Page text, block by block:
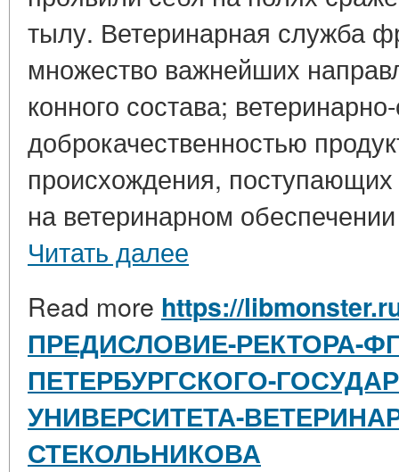
тылу. Ветеринарная служба
множество важнейших
конного состава;
доброкачественностью
происхождения,
на ветеринарном
Читать далее
Read more https://
ПРЕДИСЛОВИЕ-РЕКТОРА-
ПЕТЕРБУРГСКОГО-
УНИВЕРСИТЕТА-
СТЕКОЛЬНИКОВА